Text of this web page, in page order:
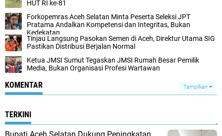
HUT RI ke-81
Forkopemras Aceh Selatan Minta Peserta Seleksi JPT
Pratama Andalkan Kompetensi dan Integritas, Bukan
Kedekatan
‎Tinjau Langsung Pasokan Semen di Aceh, ‎Direktur Utama SIG
Pastikan Distribusi Berjalan Normal ‎
Ketua JMSI Sumut Tegaskan JMSI Rumah Besar Pemilik
Media, Bukan Organisasi Profesi Wartawan
KOMENTAR Tampilkan
TERKINI